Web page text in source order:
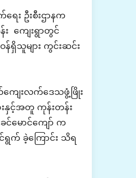
ေး ဦးစီးဌာနက
ကျေးရွာတွင်
န်ရှိသူများ ကွင်းဆင်း
ကျေးလက်ဒေသဖွံ့ဖြိုး
းနှင့်အတူ ကုန်းတန်း
ခင်မောင်ကျော် က
ရွက် ခဲ့ကြောင်း သိရ